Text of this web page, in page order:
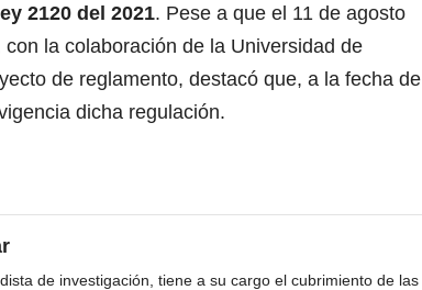
2120 del 2021. Pese a que el 11 de agosto
la colaboración de la Universidad de
de reglamento, destacó que, a la fecha de
dicha regulación.
de investigación, tiene a su cargo el cubrimiento de las